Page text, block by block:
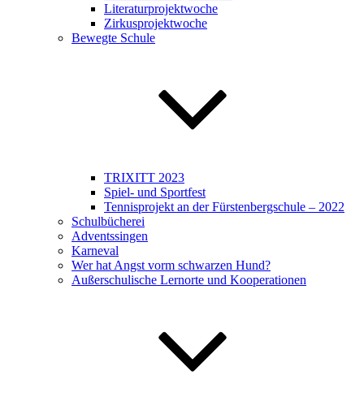
Literaturprojektwoche
Zirkusprojektwoche
Bewegte Schule
TRIXITT 2023
Spiel- und Sportfest
Tennisprojekt an der Fürstenbergschule – 2022
Schulbücherei
Adventssingen
Karneval
Wer hat Angst vorm schwarzen Hund?
Außerschulische Lernorte und Kooperationen